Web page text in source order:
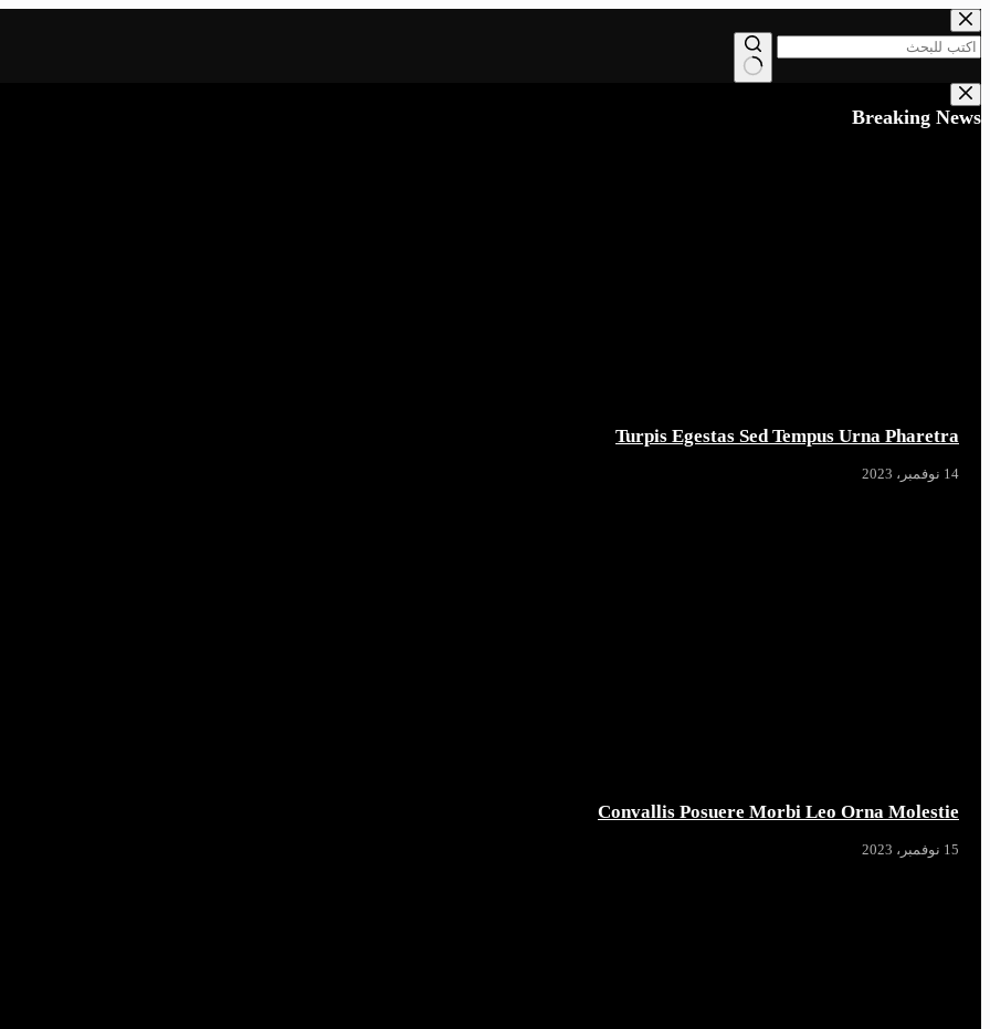
التجاوز
إلى
المحتوى
توجد
Breaking News
Turpis Egestas Sed Tempus Urna Pharetra
14 نوفمبر، 2023
Convallis Posuere Morbi Leo Orna Molestie
15 نوفمبر، 2023